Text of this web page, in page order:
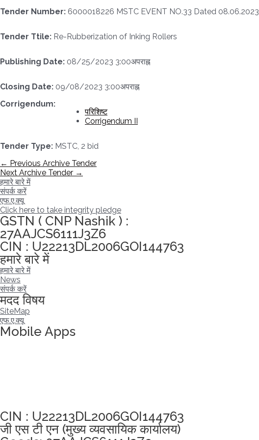
Tender Number: 6000018226 MSTC EVENT NO.33 Dated 08.06.2023
Tender Ttile: Re-Rubberization of Inking Rollers
Publishing Date: 08/25/2023 3:00अपराह्न
Closing Date: 09/08/2023 3:00अपराह्न
Corrigendum:
परिशिष्ट
Corrigendum II
Tender Type: MSTC, 2 bid
पोस्ट
नेविगेशन
← Previous Archive Tender
Next Archive Tender →
हमारे बारे में
संपर्क करें
एफ.ए.क्यू
Click here to take integrity pledge
GSTN ( CNP Nashik ) :
27AAJCS6111J3Z6
CIN : U22213DL2006GOI144763
हमारे बारे में
हमारे बारे में
News
संपर्क करें
मदद विषय
SiteMap
एफ.ए.क्यू
Mobile Apps
CIN : U22213DL2006GOI144763
जी एस टी एन (मुख्य व्यवसायिक कार्यालय)